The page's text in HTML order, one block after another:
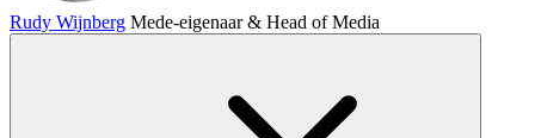
Rudy Wijnberg Mede-eigenaar & Head of Media